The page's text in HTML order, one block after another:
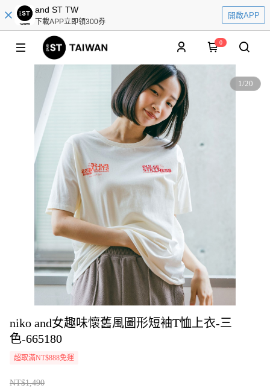
and ST TW
下載APP立即領300券
開啟APP
0
1/20
niko and女趣味懷舊風圖形短袖T恤上衣-三
色-665180
超取滿NT$888免運
NT$1,490